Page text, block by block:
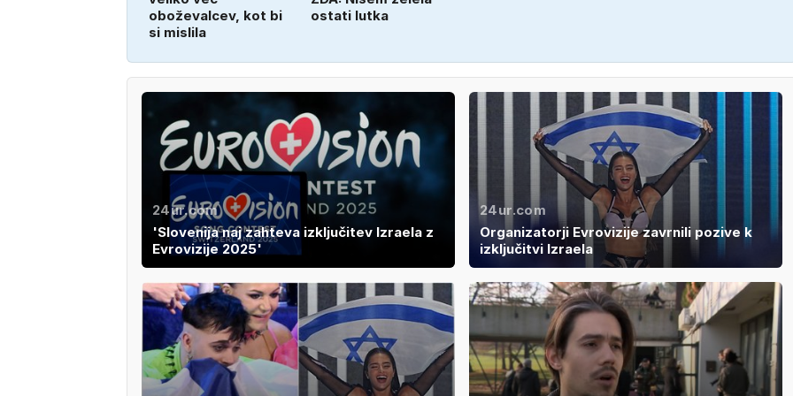
oboževalcev, kot bi
si mislila
ostati lutka
24ur.com
'Slovenija naj zahteva izključitev Izraela z
Evrovizije 2025'
24ur.com
Organizatorji Evrovizije zavrnili pozive k
izključitvi Izraela